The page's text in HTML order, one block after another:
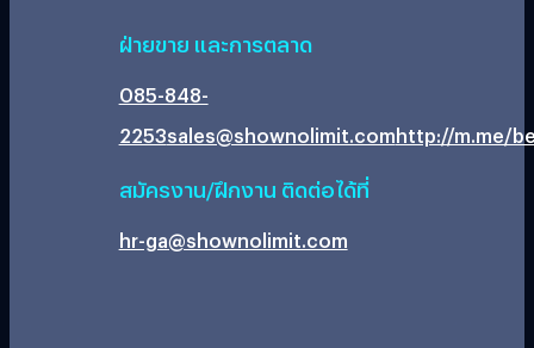
ฝ่ายขาย และการตลาด
085-848-
2253sales@shownolimit.comhttp://m.me/
สมัครงาน/ฝึกงาน ติดต่อได้ที่
hr-ga@shownolimit.com